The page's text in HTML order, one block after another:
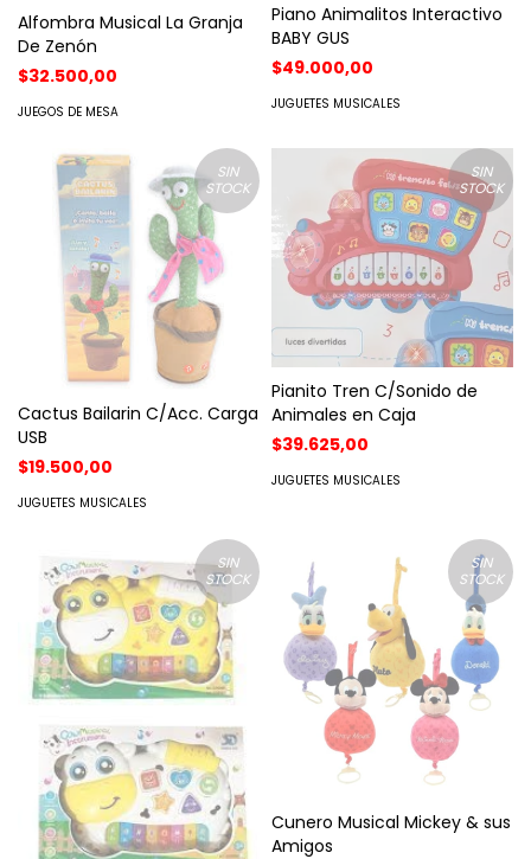
Alfombra Musical La Granja
De Zenón
$32.500,00
JUEGOS DE MESA
Piano Animalitos Interactivo
BABY GUS
$49.000,00
JUGUETES MUSICALES
SIN
STOCK
Cactus Bailarin C/Acc. Carga
USB
$19.500,00
JUGUETES MUSICALES
SIN
STOCK
Pianito Tren C/Sonido de
Animales en Caja
$39.625,00
JUGUETES MUSICALES
SIN
STOCK
SIN
STOCK
Cunero Musical Mickey & sus
Amigos